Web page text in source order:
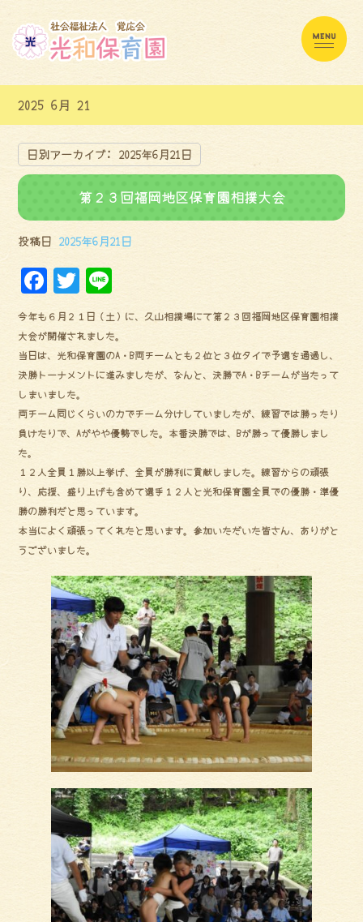
2025 6月 21
日別アーカイブ: 2025年6月21日
第２３回福岡地区保育園相撲大会
投稿日 2025年6月21日
F
a
ce
bo
ok
Tw
it
te
r
ne
今年も６月２１日（土）に、久山相撲場にて第２３回福岡地区保育園相撲
大会が開催されました。
当日は、光和保育園のA・B両チームとも２位と３位タイで予選を通過し、
決勝トーナメントに進みましたが、なんと、決勝でA・Bチームが当たって
しまいました。
両チーム同じくらいの力でチーム分けしていましたが、練習では勝ったり
負けたりで、Aがやや優勢でした。本番決勝では、Bが勝って優勝しまし
た。
１２人全員１勝以上挙げ、全員が勝利に貢献しました。練習からの頑張
り、応援、盛り上げも含めて選手１２人と光和保育園全員での優勝・準優
勝の勝利だと思っています。
本当によく頑張ってくれたと思います。参加いただいた皆さん、ありがと
うございました。